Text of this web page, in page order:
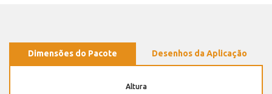
Dimensões do Pacote Desenhos da Aplicação
Altura